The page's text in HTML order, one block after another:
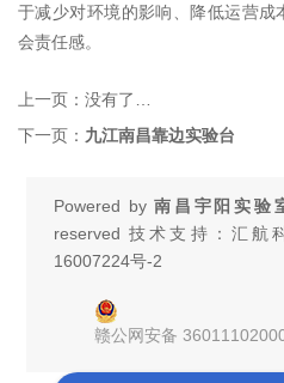
于减少对环境的影响、降低运营成
会责任感。
上一页： 没有了…
下一页： 九江南昌靠边实验台
Powered by南昌宇阳实验
reserved 技术支持：汇航
16007224号-2
赣公网安备